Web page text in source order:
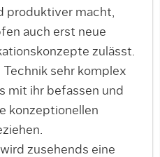
produktiver macht,
auch erst neue
zulässt.
sehr komplex
mit ihr befassen und
konzeptionellen
zusehends eine